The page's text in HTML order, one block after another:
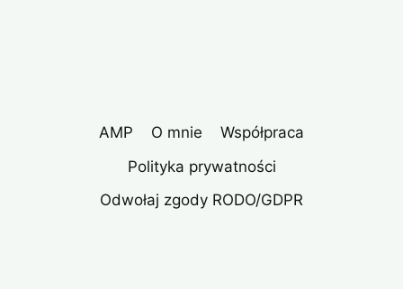
AMP O mnie
Współpraca
Polityka prywatności
Odwołaj zgody RODO/GDPR